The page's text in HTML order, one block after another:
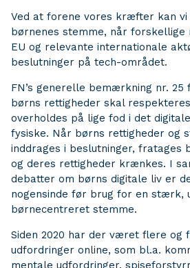
Ved at forene vores kræfter kan
børnenes stemme, når forskellige
EU og relevante internationale
beslutninger på tech-området.
FN’s generelle bemærkning nr.
børns rettigheder skal
overholdes på lige fod i det
fysiske. Når børns rettigheder og
inddrages i beslutninger, fratages
og deres rettigheder krænkes. I
debatter om børns digitale liv er
nogensinde før brug for en stærk,
børnecentreret stemme.
Siden 2020 har der været flere og
udfordringer online, som bl.a.
mentale udfordringer,